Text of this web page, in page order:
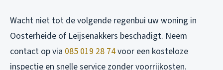
Wacht niet tot de volgende regenbui uw woning in
Oosterheide of Leijsenakkers beschadigt. Neem
contact op via 085 019 28 74voor een kosteloze
inspectie en snelle service zonder voorrijkosten.